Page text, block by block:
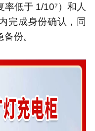
低于 1/10⁷）和人
完成身份确认，同
份。